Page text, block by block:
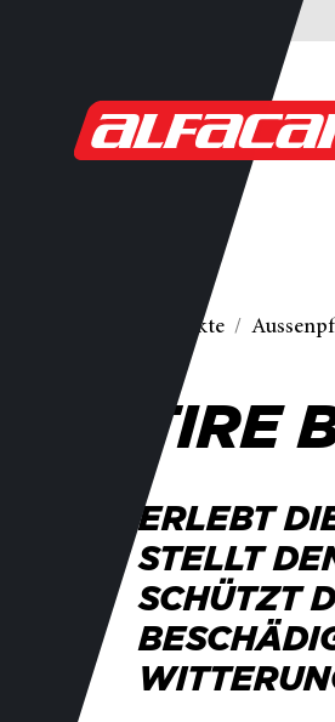
Produkte
TIRE
ERLEBT
STELLT
SCHÜTZT